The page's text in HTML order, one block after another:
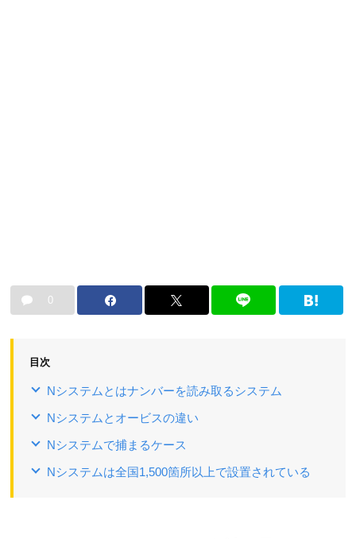
0
目次
Nシステムとはナンバーを読み取るシステム
Nシステムとオービスの違い
Nシステムで捕まるケース
Nシステムは全国1,500箇所以上で設置されている